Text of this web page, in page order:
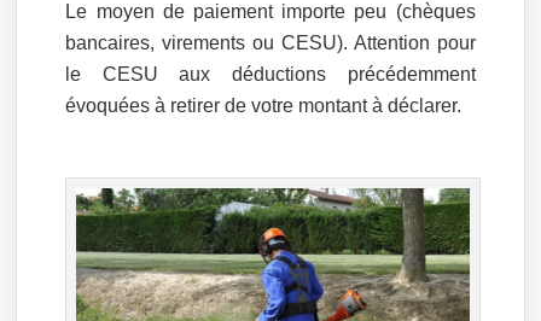
Le moyen de paiement importe peu (chèques
bancaires, virements ou CESU). Attention pour
le CESU aux déductions précédemment
évoquées à retirer de votre montant à déclarer.